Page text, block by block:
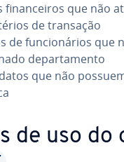
fi­nan­cei­ros que não
de transação
de fun­ci­o­ná­rios que
de­par­ta­mento
que não
de uso do